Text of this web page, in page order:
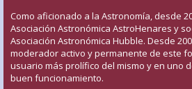
Como aficionado a la Astronomía, desde
Asociación Astronómica AstroHenares y
Asociación Astronómica Hubble. Desde
moderador activo y permanente de este
usuario más prolífico del mismo y en uno
buen funcionamiento.